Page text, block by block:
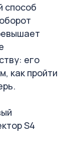
способ
его
как пройти
S4